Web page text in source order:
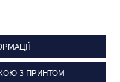
З ПРИНТОМ